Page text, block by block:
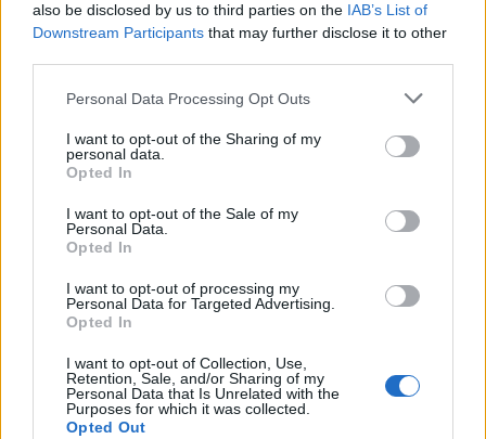
also be disclosed by us to third parties on the IAB’s List of
Downstream Participants that may further disclose it to other
Personal Data Processing Opt Outs
I want to opt-out of the Sharing of my
personal data.
Opted In
I want to opt-out of the Sale of my
Personal Data.
Opted In
I want to opt-out of processing my
Personal Data for Targeted Advertising.
Opted In
I want to opt-out of Collection, Use,
Retention, Sale, and/or Sharing of my
Personal Data that Is Unrelated with the
Purposes for which it was collected.
Opted Out
un milione di utenze mobili nette attivate solo nel 2022, per un
totale di 9,5 milioni di utenze attive (verso gli 8,5 milioni nel
2021).
IL SIGILLO ITFQ
Sigillo rilasciato dall’Istituto tedesco ITQF sulla base di un
condotto a febbraio 2023 (metodo CAWI) che ha raccolto
861.212 giudizi di clienti su 1.384 aziende/brand, in 122 settori.
CONDIVIDI QUESTO ARTICOLO:
X Mastodon Telegram
WhatsApp